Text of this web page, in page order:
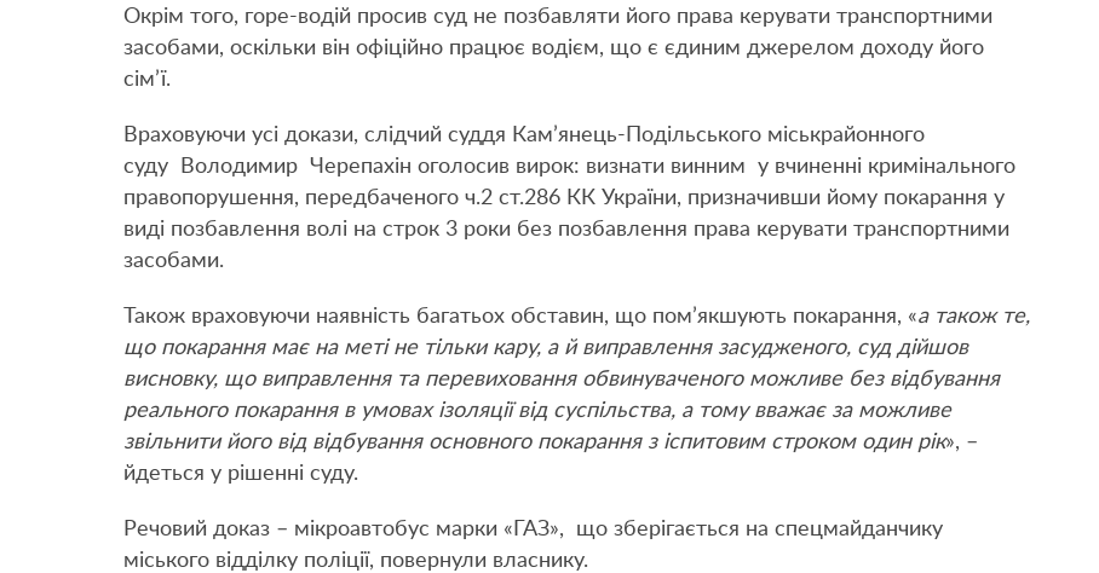
Окрім того, горе-водій просив суд не позбавляти його права керувати транспортними
засобами, оскільки він офіційно працює водієм, що є єдиним джерелом доходу його
сім’ї.
Враховуючи усі докази, слідчий суддя Кам’янець-Подільського міськрайонного
суду Володимир Черепахін оголосив вирок: визнати винним у вчиненні кримінального
правопорушення, передбаченого ч.2 ст.286 КК України, призначивши йому покарання у
виді позбавлення волі на строк 3 роки без позбавлення права керувати транспортними
засобами.
Також враховуючи наявність багатьох обставин, що пом’якшують покарання, «а також те,
що покарання має на меті не тільки кару, а й виправлення засудженого, суд дійшов
висновку, що виправлення та перевиховання обвинуваченого можливе без відбування
реального покарання в умовах ізоляції від суспільства, а тому вважає за можливе
звільнити його від відбування основного покарання з іспитовим строком один рік», –
йдеться у рішенні суду.
Речовий доказ – мікроавтобус марки «ГАЗ», що зберігається на спецмайданчику
міського відділку поліції, повернули власнику.